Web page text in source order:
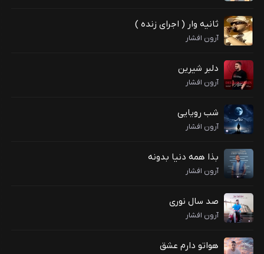
ثانیه وار ( اجرای زنده )
آرون افشار
دلبر شیرین
آرون افشار
شب رویایی
آرون افشار
بذا همه دنیا بدونه
آرون افشار
صد سال نوری
آرون افشار
هواتو دارم عشق